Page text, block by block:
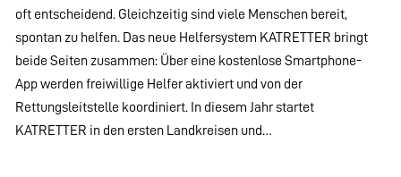
oft entscheidend. Gleichzeitig sind viele Menschen bereit,
spontan zu helfen. Das neue Helfersystem KATRETTER bringt
beide Seiten zusammen: Über eine kostenlose Smartphone-
App werden freiwillige Helfer aktiviert und von der
Rettungsleitstelle koordiniert. In diesem Jahr startet
KATRETTER in den ersten Landkreisen und…